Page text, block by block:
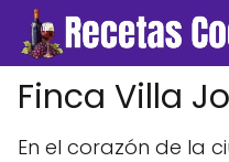
Finca Villa
En el corazón de la